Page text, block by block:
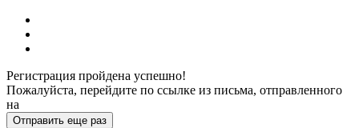
Регистрация пройдена успешно!
Пожалуйста, перейдите по ссылке из письма, отправленного
на
Отправить еще раз